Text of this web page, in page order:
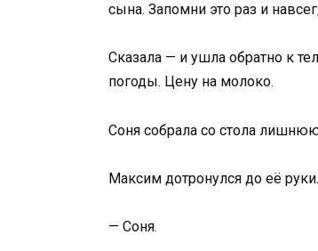
сына. Запомни это раз и
Сказала — и ушла обратно к
погоды. Цену на молоко.
Соня собрала со стола
Максим дотронулся до её руки.
— Соня.